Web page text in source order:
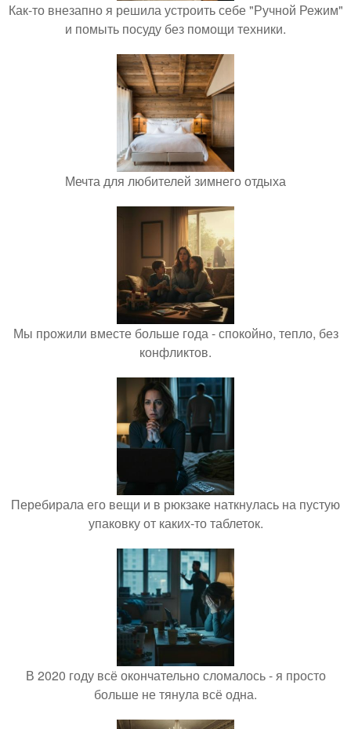
Как-то внезапно я решила устроить себе "Ручной Режим"
и помыть посуду без помощи техники.
Мечта для любителей зимнего отдыха
Мы прожили вместе больше года - спокойно, тепло, без
конфликтов.
Перебирала его вещи и в рюкзаке наткнулась на пустую
упаковку от каких-то таблеток.
В 2020 году всё окончательно сломалось - я просто
больше не тянула всё одна.